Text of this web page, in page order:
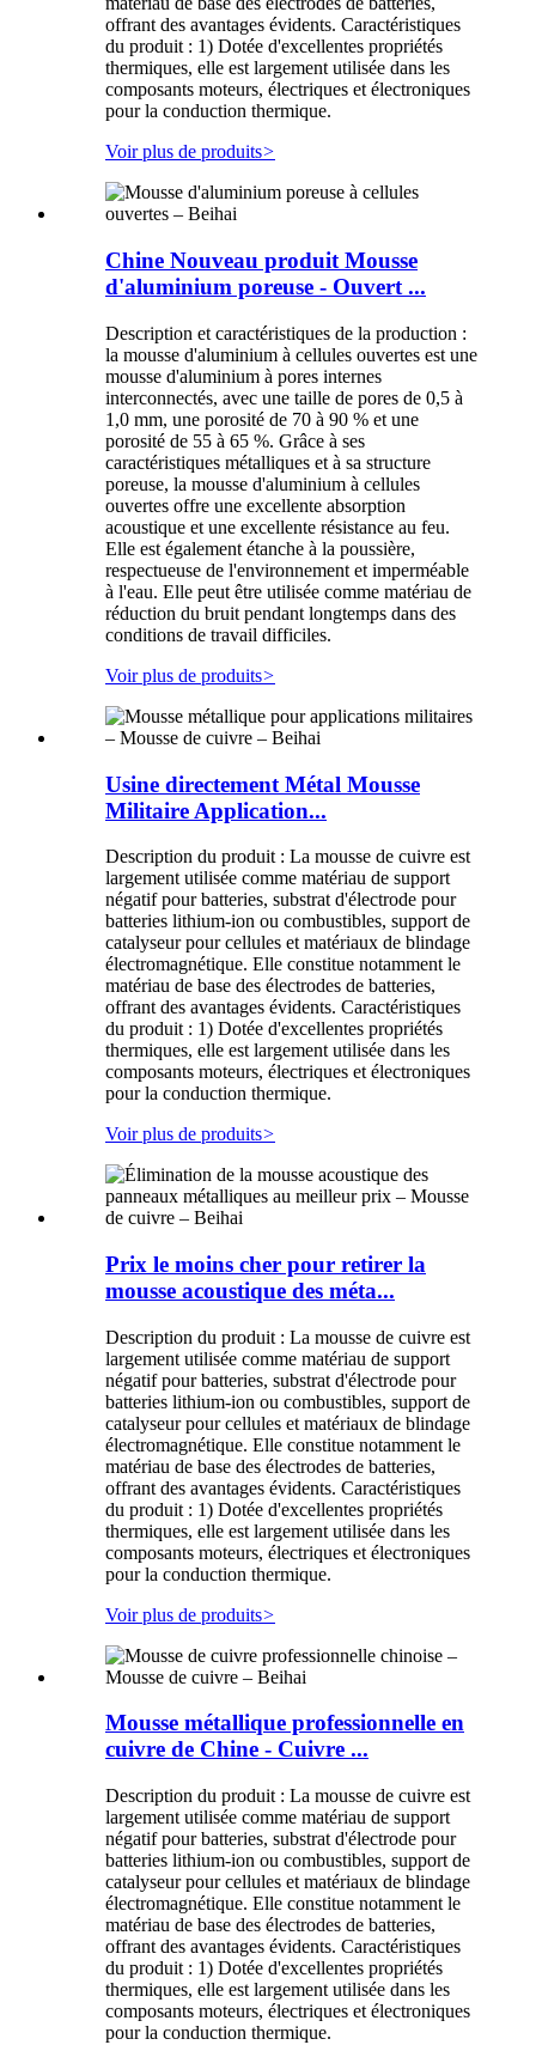
offrant des avantages évidents. Caractéristiques
du produit : 1) Dotée d'excellentes propriétés
thermiques, elle est largement utilisée dans les
composants moteurs, électriques et électroniques
pour la conduction thermique.
Voir plus de produits>
Chine Nouveau produit Mousse
d'aluminium poreuse - Ouvert ...
Description et caractéristiques de la production :
la mousse d'aluminium à cellules ouvertes est une
mousse d'aluminium à pores internes
interconnectés, avec une taille de pores de 0,5 à
1,0 mm, une porosité de 70 à 90 % et une
porosité de 55 à 65 %. Grâce à ses
caractéristiques métalliques et à sa structure
poreuse, la mousse d'aluminium à cellules
ouvertes offre une excellente absorption
acoustique et une excellente résistance au feu.
Elle est également étanche à la poussière,
respectueuse de l'environnement et imperméable
à l'eau. Elle peut être utilisée comme matériau de
réduction du bruit pendant longtemps dans des
conditions de travail difficiles.
Voir plus de produits>
Usine directement Métal Mousse
Militaire Application...
Description du produit : La mousse de cuivre est
largement utilisée comme matériau de support
négatif pour batteries, substrat d'électrode pour
batteries lithium-ion ou combustibles, support de
catalyseur pour cellules et matériaux de blindage
électromagnétique. Elle constitue notamment le
matériau de base des électrodes de batteries,
offrant des avantages évidents. Caractéristiques
du produit : 1) Dotée d'excellentes propriétés
thermiques, elle est largement utilisée dans les
composants moteurs, électriques et électroniques
pour la conduction thermique.
Voir plus de produits>
Prix ​​le moins cher pour retirer la
mousse acoustique des méta...
Description du produit : La mousse de cuivre est
largement utilisée comme matériau de support
négatif pour batteries, substrat d'électrode pour
batteries lithium-ion ou combustibles, support de
catalyseur pour cellules et matériaux de blindage
électromagnétique. Elle constitue notamment le
matériau de base des électrodes de batteries,
offrant des avantages évidents. Caractéristiques
du produit : 1) Dotée d'excellentes propriétés
thermiques, elle est largement utilisée dans les
composants moteurs, électriques et électroniques
pour la conduction thermique.
Voir plus de produits>
Mousse métallique professionnelle en
cuivre de Chine - Cuivre ...
Description du produit : La mousse de cuivre est
largement utilisée comme matériau de support
négatif pour batteries, substrat d'électrode pour
batteries lithium-ion ou combustibles, support de
catalyseur pour cellules et matériaux de blindage
électromagnétique. Elle constitue notamment le
matériau de base des électrodes de batteries,
offrant des avantages évidents. Caractéristiques
du produit : 1) Dotée d'excellentes propriétés
thermiques, elle est largement utilisée dans les
composants moteurs, électriques et électroniques
pour la conduction thermique.